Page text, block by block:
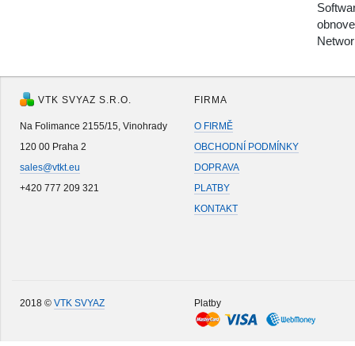
VTK SVYAZ S.R.O.
Na Folimance 2155/15, Vinohrady
120 00 Praha 2
sales@vtkt.eu
+420 777 209 321
FIRMA
O FIRMĚ
OBCHODNÍ PODMÍNKY
DOPRAVA
PLATBY
KONTAKT
2018 © VTK SVYAZ Platby